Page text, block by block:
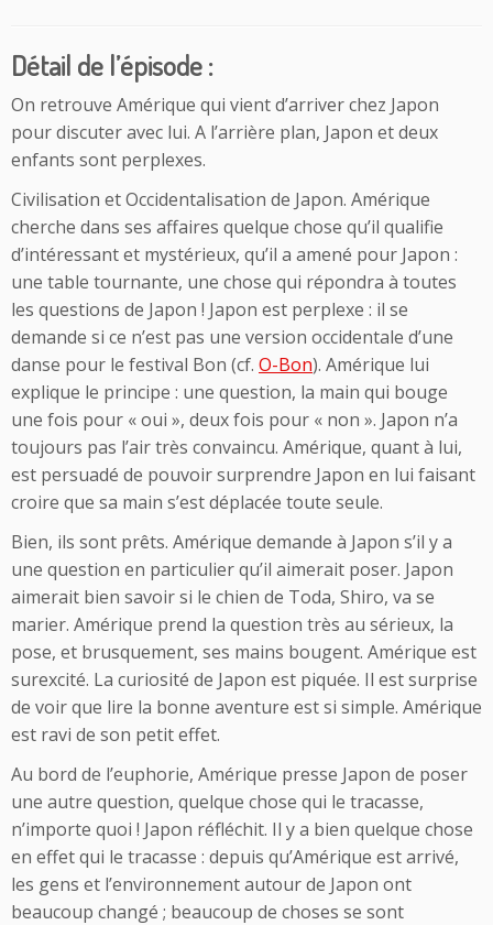
Détail de l’épisode :
On retrouve Amérique qui vient d’arriver chez Japon
pour discuter avec lui. A l’arrière plan, Japon et deux
enfants sont perplexes.
Civilisation et Occidentalisation de Japon. Amérique
cherche dans ses affaires quelque chose qu’il qualifie
d’intéressant et mystérieux, qu’il a amené pour Japon :
une table tournante, une chose qui répondra à toutes
les questions de Japon ! Japon est perplexe : il se
demande si ce n’est pas une version occidentale d’une
danse pour le festival Bon (cf. O-Bon). Amérique lui
explique le principe : une question, la main qui bouge
une fois pour « oui », deux fois pour « non ». Japon n’a
toujours pas l’air très convaincu. Amérique, quant à lui,
est persuadé de pouvoir surprendre Japon en lui faisant
croire que sa main s’est déplacée toute seule.
Bien, ils sont prêts. Amérique demande à Japon s’il y a
une question en particulier qu’il aimerait poser. Japon
aimerait bien savoir si le chien de Toda, Shiro, va se
marier. Amérique prend la question très au sérieux, la
pose, et brusquement, ses mains bougent. Amérique est
surexcité. La curiosité de Japon est piquée. Il est surprise
de voir que lire la bonne aventure est si simple. Amérique
est ravi de son petit effet.
Au bord de l’euphorie, Amérique presse Japon de poser
une autre question, quelque chose qui le tracasse,
n’importe quoi ! Japon réfléchit. Il y a bien quelque chose
en effet qui le tracasse : depuis qu’Amérique est arrivé,
les gens et l’environnement autour de Japon ont
beaucoup changé ; beaucoup de choses se sont